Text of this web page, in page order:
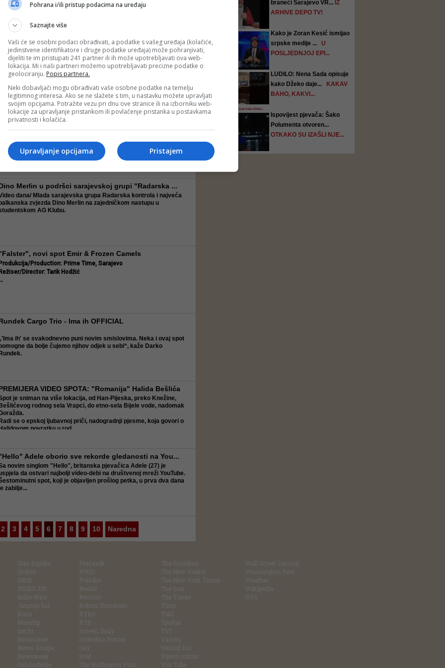
su svoj prvi spot za pjesmu"Sarajka".
i brutalno: Pogledajte kako izgleda kada Mir...
kako izgleda kada proslavljena glumica "izgubi
Bend Lollobrigida se nakon pauze vraća na scenu i ima
je do sada imao istoi...
je život Švicarska - Dino Merlin oduševio Zurich
"Hotel Nacional".
je Dino već dobro prihvaćen gost u Diet...
Merlin u podršci sarajevskoj grupi "Radarska ...
dana/ Mlada sarajevska grupa Radarska kontrola i najveća
zvjezda Dino Merlin na zajedničkom nastupu u
AG Klubu.
novi spot Emir & Frozen Camels
Production: Prime Time, Sarajevo
Director: Tarik Hodžić
Cargo Trio - Ima ih OFFICIAL
ih' se svakodnevno puni novim smislovima. Neka i ovaj spot
da bolje čujemo njihov odjek u sebi“, kaže Darko
VIDEO SPOTA: "Romanija" Halida Bešlića
je sniman na više lokacija, od Han-Pijeska, preko Knežine,
rodnog sela Vrapci, do etno-sela Bijele vode, nadomak
se o epskoj ljubavnoj priči, nadogradnji pjesme, koja govori o
povratku u rod...
Adele oborio sve rekorde gledanosti na You...
novim singlom "Hello", britanska pjevačica Adele (27) je
da ostvari najbolji video-debi na društvenoj mreži YouTube.
spot, koji je objavljen prošlog petka, u prva dva dana
zabilje...
2 3 4 5 6 7 8 9 10 Naredna
braneći Sarajevo VR... IZ
ARHIVE DEPO TV!
Kako je Zoran Kesić ismijao
srpske medije ...
U
POSLJEDNJOJ EPI...
LUDILO: Nena Sada opisuje
kako Džeko daje...
KAKAV
BAHO, KAKVI...
Ispovijest pjevača: Šako
Polumenta otvoren...
OTKAKO SU IZAŠLI NJE...
Glas Srpske
Globus
IMDb
INDEX.HR
Indie Wire
Jutarnji list
Kurir
Miniclip
net.hr
Nezavisne
News Google
Newsweek
Oslobođenje
Pešćanik
POGO
Politika
Reddit
Reuters
Rotten Tomatoes
RTRS
RTS
Screen Daily
Slobodna Bosna
Sky
Svet
The Huffington Post
The Guardian
The New Yorker
The New York Times
The Sun
The Times
Time
TMZ
Tportal
TV1
Variety
Večenji list
Vijesti online
You Tube
Wall Street Journal
Washington Post
Weather
Wikipedia
RSS
Pohrana i/ili pristup podacima na uređaju
Saznajte više
Vaši će se osobni podaci obrađivati, a podatke s vašeg uređaja (kolačiće,
jedinstvene identifikatore i druge podatke uređaja) može pohranjivati,
dijeliti te im pristupati 241 partner ili ih može upotrebljavati ova web-
lokacija. Mi i naši partneri možemo upotrebljavati precizne podatke o
geolociranju. Popis partnera.
Neki dobavljači mogu obrađivati vaše osobne podatke na temelju
legitimnog interesa. Ako se ne slažete s tim, u nastavku možete upravljati
svojim opcijama. Potražite vezu pri dnu ove stranice ili na izborniku web-
lokacije za upravljanje pristankom ili povlačenje pristanka u postavkama
privatnosti i kolačića.
Pristajem
Upravljanje opcijama